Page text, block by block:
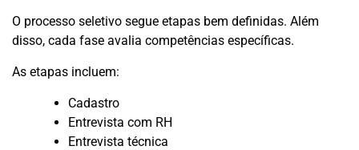
O processo seletivo segue etapas bem definidas. Além
disso, cada fase avalia competências específicas.
As etapas incluem:
Cadastro
Entrevista com RH
Entrevista técnica